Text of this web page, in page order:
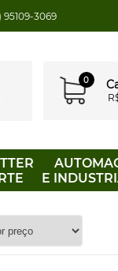
95109-3069
0
E